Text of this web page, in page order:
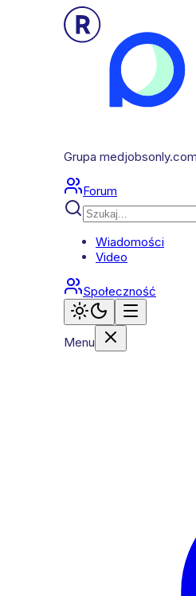
Grupa medjobsonly.com
Forum
Wiadomości
Video
Społeczność
Menu